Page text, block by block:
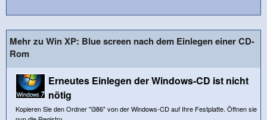
Mehr zu Win XP: Blue screen nach dem Einlegen einer CD-
Rom
Erneutes Einlegen der Windows-CD ist nicht
nötig
Kopieren Sie den Ordner "i386" von der Windows-CD auf Ihre Festplatte. Öffnen sie